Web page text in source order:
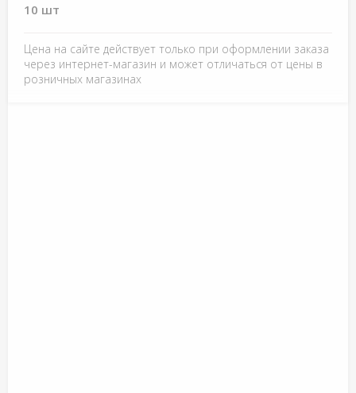
10 шт
Цена на сайте действует только при оформлении заказа
через интернет-магазин и может отличаться от цены в
розничных магазинах